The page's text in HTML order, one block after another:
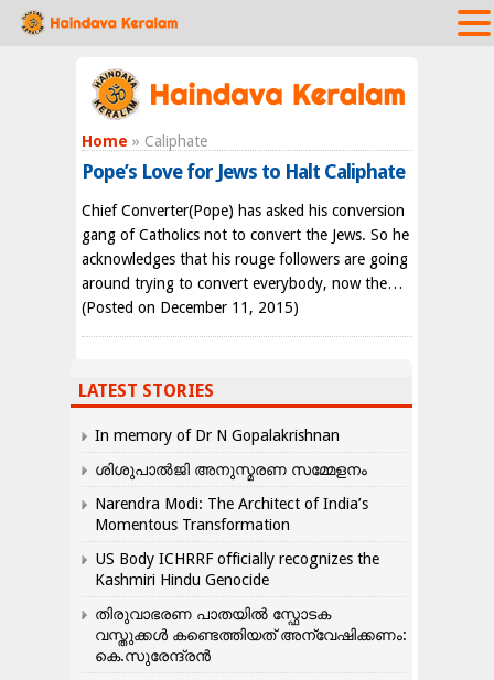
Home » Caliphate
Pope’s Love for Jews to Halt Caliphate
Chief Converter(Pope) has asked his conversion
gang of Catholics not to convert the Jews. So he
acknowledges that his rouge followers are going
around trying to convert everybody, now the…
(Posted on December 11, 2015)
LATEST STORIES
In memory of Dr N Gopalakrishnan
ശിശുപാൽജി അനുസ്മരണ സമ്മേളനം
Narendra Modi: The Architect of India’s
Momentous Transformation
US Body ICHRRF officially recognizes the
Kashmiri Hindu Genocide
തിരുവാഭരണ പാതയിൽ സ്ഫോടക
വസ്തുക്കൾ കണ്ടെത്തിയത് അന്വേഷിക്കണം:
കെ.സുരേന്ദ്രൻ